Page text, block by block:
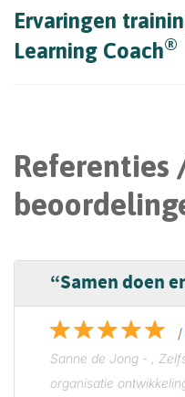
Ervaringen
Learning Coach®
Referenties
Samen doen
/
Sanne de Jong - ,
organisatie